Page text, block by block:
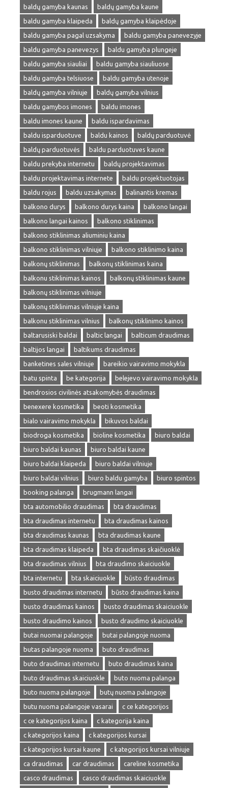
baldų gamyba kaunas
baldų gamyba kaune
baldu gamyba klaipeda
baldų gamyba klaipėdoje
baldu gamyba pagal uzsakyma
baldu gamyba panevezyje
baldu gamyba panevezys
baldu gamyba plungeje
baldu gamyba siauliai
baldu gamyba siauliuose
baldu gamyba telsiuose
baldu gamyba utenoje
baldų gamyba vilniuje
baldų gamyba vilnius
baldu gamybos imones
baldu imones
baldu imones kaune
baldu ispardavimas
baldu isparduotuve
baldu kainos
baldų parduotuvė
baldų parduotuvės
baldu parduotuves kaune
baldu prekyba internetu
baldų projektavimas
baldu projektavimas internete
baldu projektuotojas
baldu rojus
baldu uzsakymas
balinantis kremas
balkono durys
balkono durys kaina
balkono langai
balkono langai kainos
balkono stiklinimas
balkono stiklinimas aliuminiu kaina
balkono stiklinimas vilniuje
balkono stiklinimo kaina
balkonų stiklinimas
balkonų stiklinimas kaina
balkonu stiklinimas kainos
balkonų stiklinimas kaune
balkonų stiklinimas vilniuje
balkonų stiklinimas vilniuje kaina
balkonu stiklinimas vilnius
balkonų stiklinimo kainos
baltarusiski baldai
baltic langai
balticum draudimas
baltijos langai
baltikums draudimas
banketines sales vilniuje
bareikio vairavimo mokykla
batu spinta
be kategorija
belejevo vairavimo mokykla
bendrosios civilinės atsakomybės draudimas
benexere kosmetika
beoti kosmetika
bialo vairavimo mokykla
bikuvos baldai
biodroga kosmetika
bioline kosmetika
biuro baldai
biuro baldai kaunas
biuro baldai kaune
biuro baldai klaipeda
biuro baldai vilniuje
biuro baldai vilnius
biuro baldu gamyba
biuro spintos
booking palanga
brugmann langai
bta automobilio draudimas
bta draudimas
bta draudimas internetu
bta draudimas kainos
bta draudimas kaunas
bta draudimas kaune
bta draudimas klaipeda
bta draudimas skaičiuoklė
bta draudimas vilnius
bta draudimo skaiciuokle
bta internetu
bta skaiciuokle
būsto draudimas
busto draudimas internetu
būsto draudimas kaina
busto draudimas kainos
busto draudimas skaiciuokle
busto draudimo kainos
busto draudimo skaiciuokle
butai nuomai palangoje
butai palangoje nuoma
butas palangoje nuoma
buto draudimas
buto draudimas internetu
buto draudimas kaina
buto draudimas skaiciuokle
buto nuoma palanga
buto nuoma palangoje
butų nuoma palangoje
butu nuoma palangoje vasarai
c ce kategorijos
c ce kategorijos kaina
c kategorija kaina
c kategorijos kaina
c kategorijos kursai
c kategorijos kursai kaune
c kategorijos kursai vilniuje
ca draudimas
car draudimas
careline kosmetika
casco draudimas
casco draudimas skaiciuokle